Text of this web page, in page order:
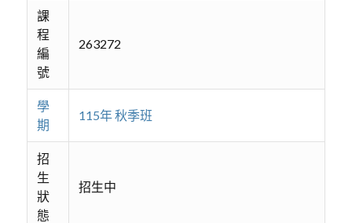
課
程
編
號
263272
學
期
115年 秋季班
招
生
狀
態
招生中